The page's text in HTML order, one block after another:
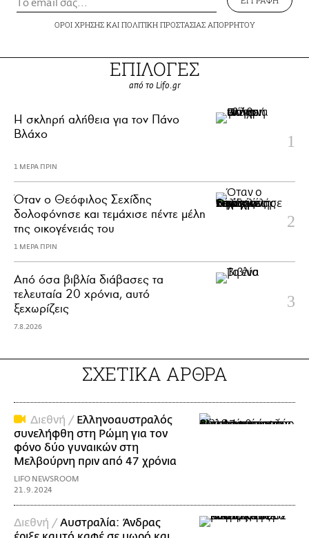
ΟΡΟΙ ΧΡΗΣΗΣΚΑΙ ΠΟΛΙΤΙΚΗ ΠΡΟΣΤΑΣΙΑΣ ΑΠΟΡΡΗΤΟΥ
ΕΠΙΛΟΓΕΣ
από το Lifo.gr
H σκληρή αλήθεια για τον Πάνο
Βλάχο
1 ΜΕΡΑ ΠΡΙΝ
Όταν ο Θεόφιλος Σεχίδης
δολοφόνησε και τεμάχισε πέντε μέλη
της οικογένειάς του
1 ΜΕΡΑ ΠΡΙΝ
Από όσα βιβλία διάβασες τα
τελευταία 20 χρόνια, αυτό
ξεχωρίζεις
7.8.2026
ΣΧΕΤΙΚΑ ΑΡΘΡΑ
Διεθνή / Ελληνοαυστραλός
συνελήφθη στη Ρώμη για τον
φόνο δύο γυναικών στη
Μελβούρνη πριν από 47 χρόνια
LIFO NEWSROOM
21.9.2024
Διεθνή / Αυστραλία: Άνδρας